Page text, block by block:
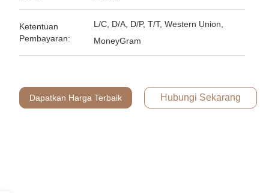
Ketentuan
Pembayaran:
L/C, D/A, D/P, T/T, Western Union,
MoneyGram
Dapatkan Harga Terbaik Hubungi Sekarang